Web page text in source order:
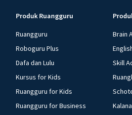
Produk Ruangguru
Ruangguru
Roboguru Plus
Dafa dan Lulu
Kursus for Kids
Ruangguru for Kids
Ruangguru for Business
Brain
Skill